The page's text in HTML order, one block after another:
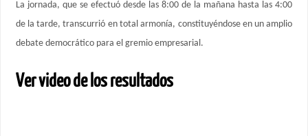
La jornada, que se efectuó desde las 8:00 de la mañana hasta las 4:00
de la tarde, transcurrió en total armonía, constituyéndose en un amplio
debate democrático para el gremio empresarial.
Ver video de los resultados